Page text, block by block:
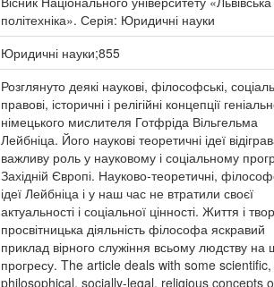
політехніка». Серія: Юридичні науки
Юридичні науки;855
Розглянуто деякі наукові, філософські,
правові, історичні і релігійні концепції
німецького мислителя Готфріда Вільгельма
Лейбніца. Його наукові теоретичні ідеї
важливу роль у науковому і соціальному
Західній Європі. Науково-теоретичні,
ідеї Лейбніца і у наш час не втратили своєї
актуальності і соціальної цінності. Життя і
просвітницька діяльність філософа яскравий
приклад вірного служіння всьому людству на
прогресу. The article deals with some scientific,
philosophical, socially-legal, religious concepts